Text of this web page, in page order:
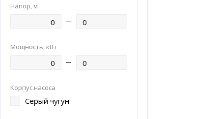
Напор, м
Мощность, кВт
Корпус насоса
Серый чугун